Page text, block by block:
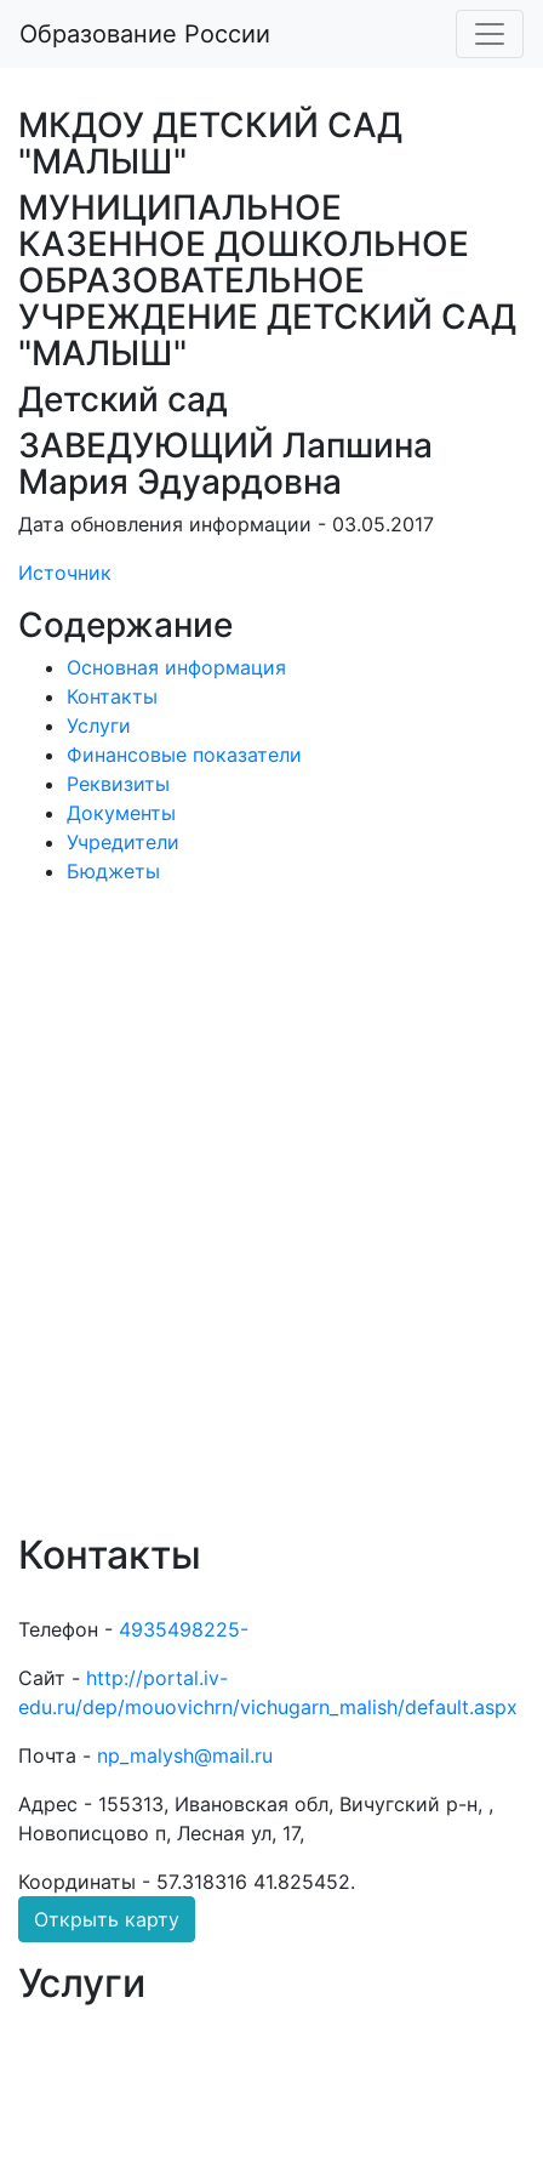
Образование России
МКДОУ ДЕТСКИЙ САД
"МАЛЫШ"
МУНИЦИПАЛЬНОЕ
КАЗЕННОЕ ДОШКОЛЬНОЕ
ОБРАЗОВАТЕЛЬНОЕ
УЧРЕЖДЕНИЕ ДЕТСКИЙ САД
"МАЛЫШ"
Детский сад
ЗАВЕДУЮЩИЙ Лапшина
Мария Эдуардовна
Дата обновления информации - 03.05.2017
Источник
Содержание
Основная информация
Контакты
Услуги
Финансовые показатели
Реквизиты
Документы
Учредители
Бюджеты
Контакты
Телефон - 4935498225-
Сайт - http://portal.iv-
edu.ru/dep/mouovichrn/vichugarn_malish/default.aspx
Почта - np_malysh@mail.ru
Адрес - 155313, Ивановская обл, Вичугский р-н, ,
Новописцово п, Лесная ул, 17,
Координаты - 57.318316 41.825452.
Открыть карту
Услуги